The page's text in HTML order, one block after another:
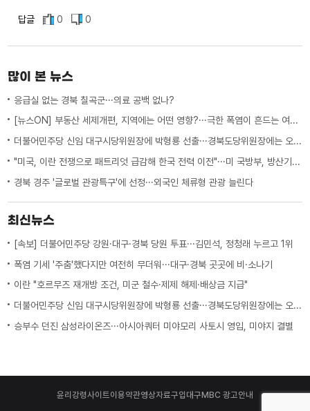
답글 0 0
많이 본 뉴스
응급실 없는 경북 칠곡군···의료 공백 없나?
[뉴스ON] 부동산 세제개편, 지역에는 어떤 영향?···극한 폭염이 흔드는 여름 일상
더불어민주당 신임 대구시당위원장에 박형룡 선출···경북도당위원장에는 오중기
"미국, 이란 전쟁으로 패트리엇 급감해 한국 전력 이전"···미 국방부, 방산기업에 "생산 능력 확대 계획 21일까지 제출하라"
경북 경주 '글로벌 관광특구'에 선정···외국인 체류형 관광 늘린다
최신뉴스
[속보] 더불어민주당 강원·대구·경북 당원 투표···김민석, 정청래 누르고 1위
폭염 기세 '주춤'했다지만 여전히 무더워···대구·경북 곳곳에 비·소나기
이란 "호르무즈 재개방 조건, 미군 철수·제제 해제·배상금 지급"
더불어민주당 신임 대구시당위원장에 박형룡 선출···경북도당위원장에는 오중기
승부수 던진 삼성라이온즈···아시아쿼터 미야모리 사토시 영입, 미야지 결별
윤리강령사이트이용약관영상자료구입 대구MBC 광고안내